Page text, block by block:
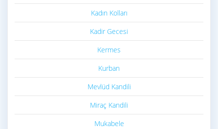
Kadın Kolları
Kadir Gecesi
Kermes
Kurban
Mevlüd Kandili
Miraç Kandili
Mukabele